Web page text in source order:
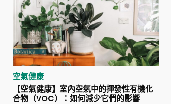
空氣健康
【空氣健康】室內空氣中的揮發性有機化
合物（VOC）：如何減少它們的影響